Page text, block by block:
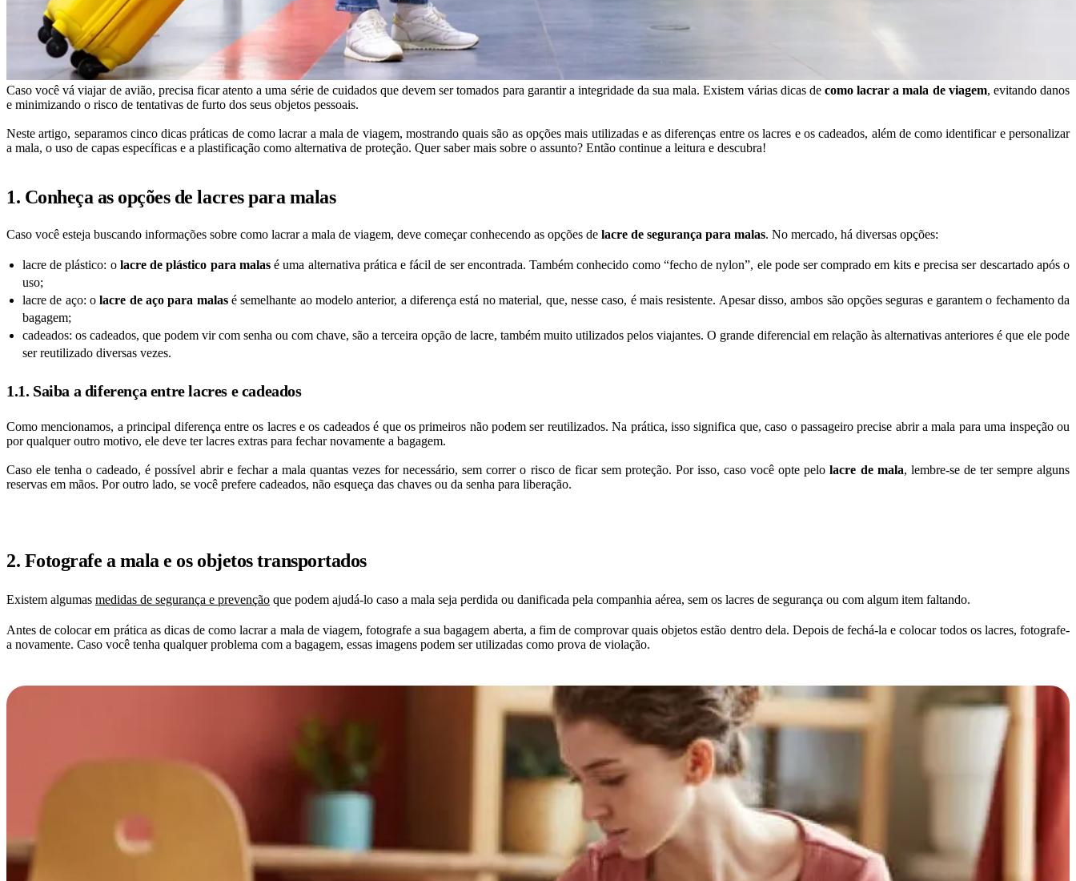
Caso você vá viajar de avião, precisa ficar atento a uma série de cuidados que devem ser tomados para garantir a integridade da sua mala. Existem várias dicas decomo lacrar a mala de viagem, evitando danos
e minimizando o risco de tentativas de furto dos seus objetos pessoais.
Neste artigo, separamos cinco dicas práticas de como lacrar a mala de viagem, mostrando quais são as opções mais utilizadas e as diferenças entre os lacres e os cadeados, além de como identificar e personalizar
a mala, o uso de capas específicas e a plastificação como alternativa de proteção. Quer saber mais sobre o assunto? Então continue a leitura e descubra!
1. Conheça as opções de lacres para malas
Caso você esteja buscando informações sobre como lacrar a mala de viagem, deve começar conhecendo as opções de lacre de segurança para malas. No mercado, há diversas opções:
lacre de plástico: o lacre de plástico para malasé uma alternativa prática e fácil de ser encontrada. Também conhecido como “fecho de nylon”, ele pode ser comprado em kits e precisa ser descartado após o
uso;
lacre de aço: olacre de aço para malasé semelhante ao modelo anterior, a diferença está no material, que, nesse caso, é mais resistente. Apesar disso, ambos são opções seguras e garantem o fechamento da
bagagem;
cadeados: os cadeados, que podem vir com senha ou com chave, são a terceira opção de lacre, também muito utilizados pelos viajantes. O grande diferencial em relação às alternativas anteriores é que ele pode
ser reutilizado diversas vezes.
1.1. Saiba a diferença entre lacres e cadeados
Como mencionamos, a principal diferença entre os lacres e os cadeados é que os primeiros não podem ser reutilizados. Na prática, isso significa que, caso o passageiro precise abrir a mala para uma inspeção ou
por qualquer outro motivo, ele deve ter lacres extras para fechar novamente a bagagem.
Caso ele tenha o cadeado, é possível abrir e fechar a mala quantas vezes for necessário, sem correr o risco de ficar sem proteção. Por isso, caso você opte pelolacre de mala, lembre-se de ter sempre alguns
reservas em mãos. Por outro lado, se você prefere cadeados, não esqueça das chaves ou da senha para liberação.
2. Fotografe a mala e os objetos transportados
Existem algumas medidas de segurança e prevenção que podem ajudá-lo caso a mala seja perdida ou danificada pela companhia aérea, sem os lacres de segurança ou com algum item faltando.
Antes de colocar em prática as dicas de como lacrar a mala de viagem, fotografe a sua bagagem aberta, a fim de comprovar quais objetos estão dentro dela. Depois de fechá-la e colocar todos os lacres, fotografe-
a novamente. Caso você tenha qualquer problema com a bagagem, essas imagens podem ser utilizadas como prova de violação.